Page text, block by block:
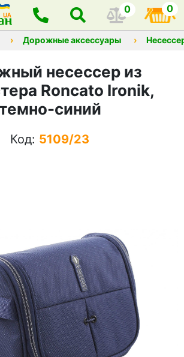
0 0
Дорожные аксессуары
несессер из
Roncato Ironik,
синий
Код: 5109/23